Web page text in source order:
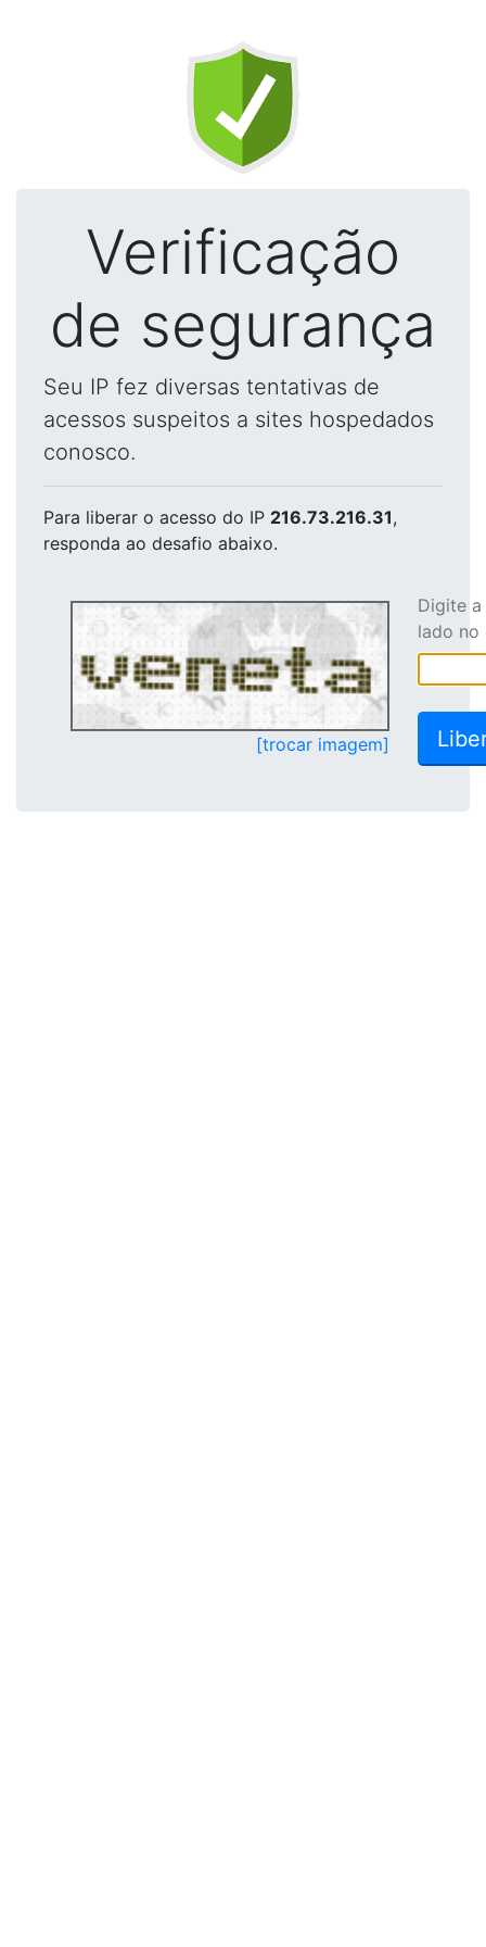
Verificação
de segurança
Seu IP fez diversas tentativas de
acessos suspeitos a sites hospedados
conosco.
Para liberar o acesso do IP 216.73.216.31,
responda ao desafio abaixo.
[trocar imagem]
Digite
lado no